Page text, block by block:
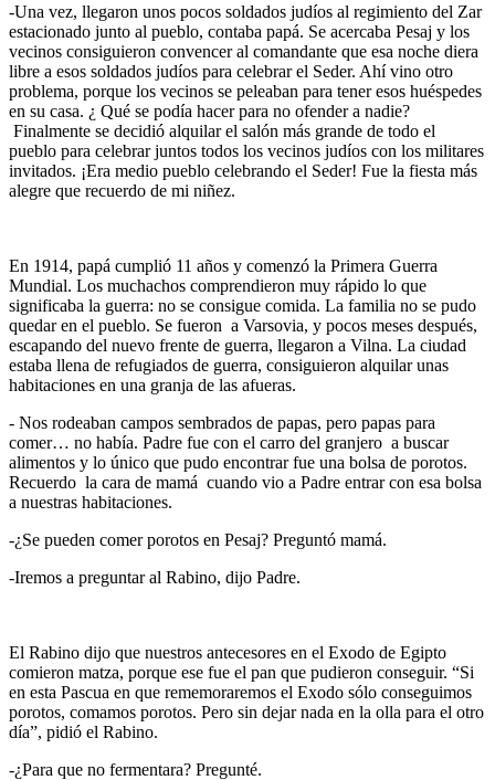
-Una vez, llegaron unos pocos soldados judíos al regimiento del Zar
estacionado junto al pueblo, contaba papá. Se acercaba Pesaj y los
vecinos consiguieron convencer al comandante que esa noche diera
libre a esos soldados judíos para celebrar el Seder. Ahí vino otro
problema, porque los vecinos se peleaban para tener esos huéspedes
en su casa. ¿ Qué se podía hacer para no ofender a nadie?
Finalmente se decidió alquilar el salón más grande de todo el
pueblo para celebrar juntos todos los vecinos judíos con los militares
invitados. ¡Era medio pueblo celebrando el Seder! Fue la fiesta más
alegre que recuerdo de mi niñez.
En 1914, papá cumplió 11 años y comenzó la Primera Guerra
Mundial. Los muchachos comprendieron muy rápido lo que
significaba la guerra: no se consigue comida. La familia no se pudo
quedar en el pueblo. Se fueron a Varsovia, y pocos meses después,
escapando del nuevo frente de guerra, llegaron a Vilna. La ciudad
estaba llena de refugiados de guerra, consiguieron alquilar unas
habitaciones en una granja de las afueras.
- Nos rodeaban campos sembrados de papas, pero papas para
comer… no había. Padre fue con el carro del granjero a buscar
alimentos y lo único que pudo encontrar fue una bolsa de porotos.
Recuerdo la cara de mamá cuando vio a Padre entrar con esa bolsa
a nuestras habitaciones.
-¿Se pueden comer porotos en Pesaj? Preguntó mamá.
-Iremos a preguntar al Rabino, dijo Padre.
El Rabino dijo que nuestros antecesores en el Exodo de Egipto
comieron matza, porque ese fue el pan que pudieron conseguir. “Si
en esta Pascua en que rememoraremos el Exodo sólo conseguimos
porotos, comamos porotos. Pero sin dejar nada en la olla para el otro
día”, pidió el Rabino.
-¿Para que no fermentara? Pregunté.